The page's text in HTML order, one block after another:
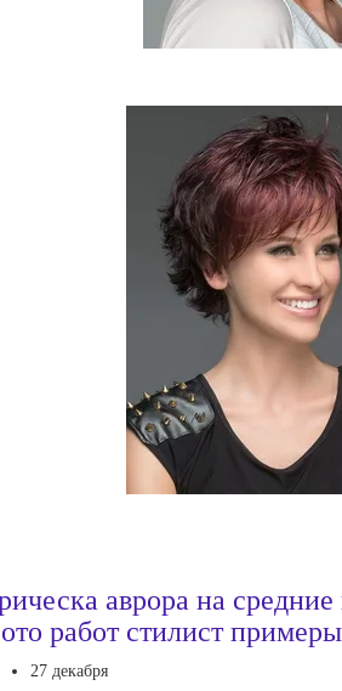
аврора на
работ стилист примеры
27 декабря